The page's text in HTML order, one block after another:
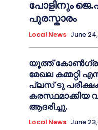
പോളിനും
പുരസ്കാരം
Local News June
യൂത്ത്
മേഖല
പ്ലസ് ടു
കരസ്ഥമാക്കിയ
ആദരിച്ചു.
Local News June